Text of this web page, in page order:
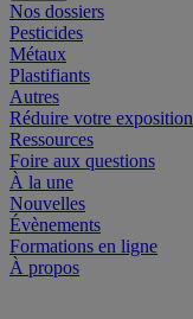
Nos dossiers
Pesticides
Métaux
Plastifiants
Autres
Réduire votre exposition
Ressources
Foire aux questions
À la une
Nouvelles
Évènements
Formations en ligne
À propos